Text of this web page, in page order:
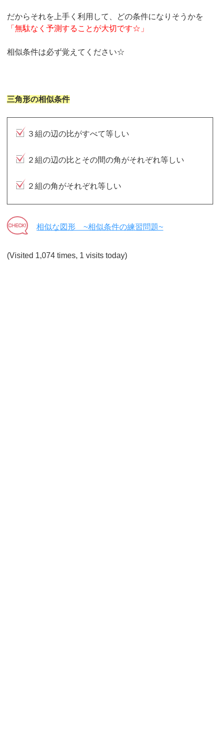
だからそれを上手く利用して、どの条件になりそうかを
「無駄なく予測することが大切です☆」
相似条件は必ず覚えてください☆
三角形の相似条件
３組の辺の比がすべて等しい
２組の辺の比とその間の角がそれぞれ等しい
２組の角がそれぞれ等しい
相似な図形 ~相似条件の練習問題~
(Visited 1,074 times, 1 visits today)